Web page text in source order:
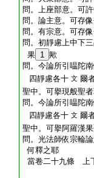
問。上座部意。可
問。論主意。可存
問。有宗意。可存
問。初靜慮上中下
果 1 歟
問。今論所引嗢陀
四靜慮各十 文 爾
聖中。可擧現般聖
問。今論所引嗢陀
四靜慮各十 文 爾
聖中。可擧阿羅漢
問。光法師依宗輪
何釋之耶
當卷二十九條 上